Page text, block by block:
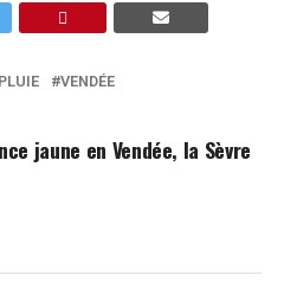
VENDÉE
jaune en Vendée, la Sèvre